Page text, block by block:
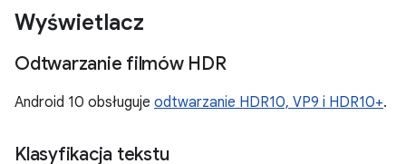
Wyświetlacz
Odtwarzanie filmów HDR
Android 10 obsługuje odtwarzanie HDR10, VP9 i HDR10+.
Klasyfikacja tekstu